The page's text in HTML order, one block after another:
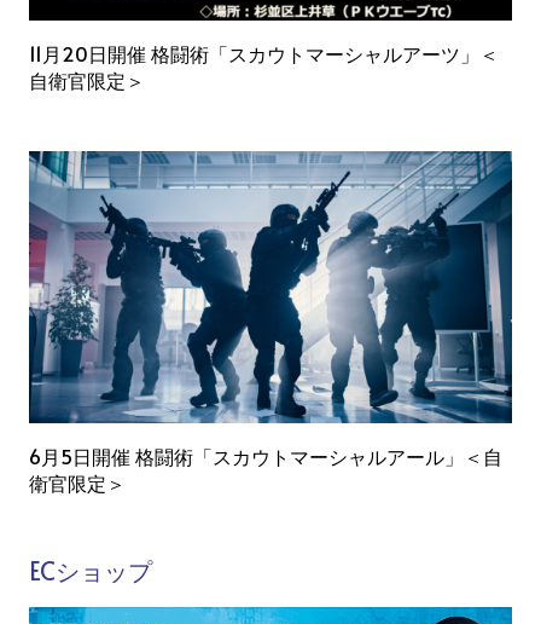
11月20日開催 格闘術「スカウトマーシャルアーツ」＜
自衛官限定＞
6月5日開催 格闘術「スカウトマーシャルアール」＜自
衛官限定＞
ECショップ